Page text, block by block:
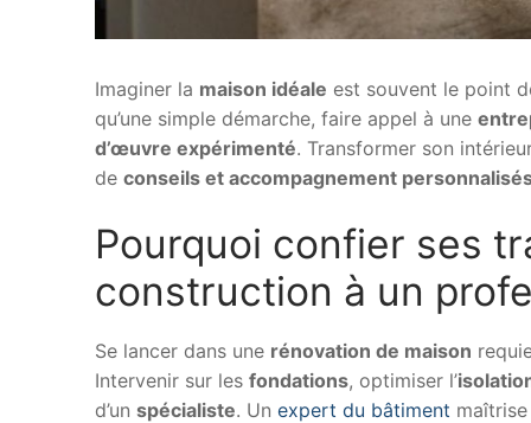
Imaginer la maison idéale est souvent le point
qu’une simple démarche, faire appel à une
d’œuvre expérimenté. Transformer son
de conseils et accompagnement
Pourquoi confier ses
construction à un
Se lancer dans une rénovation de maison
Intervenir sur les fondations, optimiser l’
d’un spécialiste. Un expert du bâtiment